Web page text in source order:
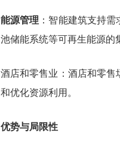
能源管理 ：智能建筑支持
池储能系统等可再生能源的
酒店和零售业：酒店和零
和优化资源利用。
优势与局限性